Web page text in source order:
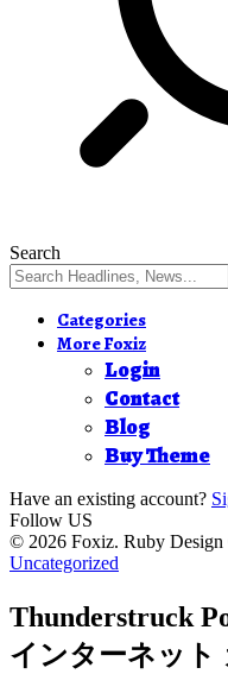
Search
Categories
More Foxiz
Login
Contact
Blog
Buy Theme
Have an existing account?
Follow US
© 2026 Foxiz. Ruby Design
Uncategorized
Thunderstruck
インターネット